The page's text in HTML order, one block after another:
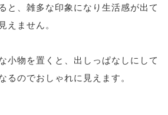
と、雑多な印象になり生活感が出て
えません。
小物を置くと、出しっぱなしにして
るのでおしゃれに見えます。